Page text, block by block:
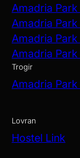
Amadria
Amadria
Amadria
Amadria
Trogir
Amadria
Lovran
Hostel Link